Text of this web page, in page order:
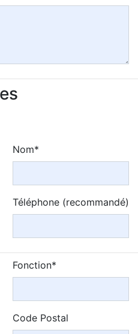
Nom*
Téléphone (recommandé)
Fonction*
Code Postal